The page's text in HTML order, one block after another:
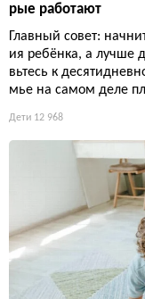
рые работают
Главный совет:
ия ребёнка, а лучше
вьтесь к
мье на самом деле
Дети 12 968